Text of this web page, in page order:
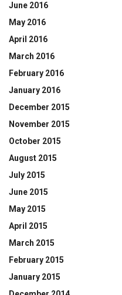
June 2016
May 2016
April 2016
March 2016
February 2016
January 2016
December 2015
November 2015
October 2015
August 2015
July 2015
June 2015
May 2015
April 2015
March 2015
February 2015
January 2015